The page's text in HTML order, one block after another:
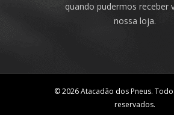
quando pudermos receber
nossa loja.
© 2026 Atacadão dos Pneus.
reservados.